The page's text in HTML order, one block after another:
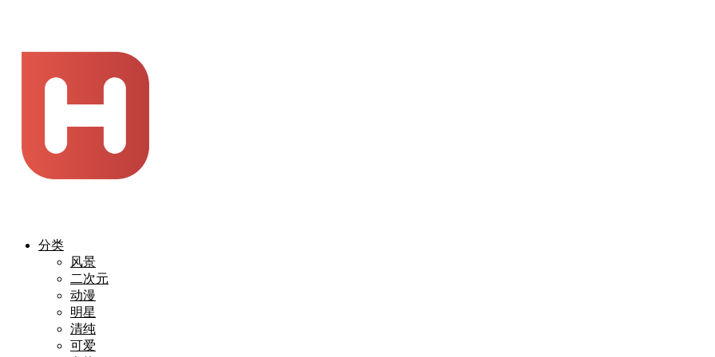
分类
风景
二次元
动漫
明星
清纯
可爱